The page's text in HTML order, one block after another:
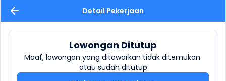
Detail Pekerjaan
Lowongan Ditutup
Maaf, lowongan yang ditawarkan tidak ditemukan
atau sudah ditutup